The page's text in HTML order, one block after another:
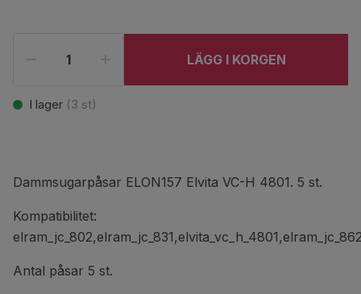
LÄGG I KORGEN
I lager (3 st)
Dammsugarpåsar ELON157 Elvita VC-H 4801. 5 st.
Kompatibilitet:
Antal påsar 5 st.